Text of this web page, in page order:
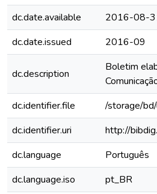
dc.date.available
2016-08-
dc.date.issued
2016-09
dc.description
Boletim
dc.identifier.file
/storage/
dc.identifier.uri
http://
dc.language
Português
dc.language.iso
pt_BR